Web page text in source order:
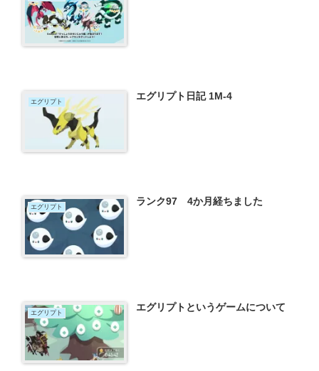
エグリプト エグリプト日記 1M-4
エグリプト ランク97 4か月経ちました
エグリプト エグリプトというゲームについて